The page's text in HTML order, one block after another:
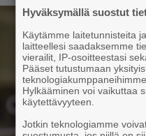
Hyväksymällä suostut
Käytämme laitetunnisteita
laitteellesi saadaksemme
vierailit, IP-osoitteestasi
Pääset tutustumaan
Hylkääminen voi vaikuttaa
käytettävyyteen.
Jotkin teknologiamme